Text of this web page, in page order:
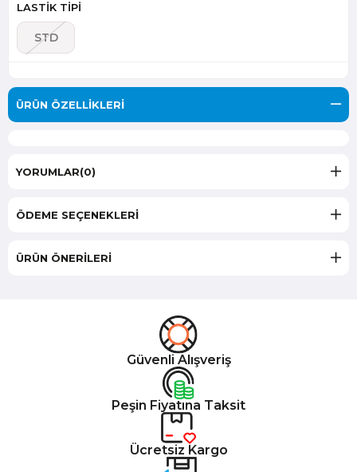
LASTİK TİPİ
STD
ÜRÜN ÖZELLIKLERI
YORUMLAR(0)
ÖDEME SEÇENEKLERI
ÜRÜN ÖNERILERI
Güvenli Alışveriş
Peşin Fiyatına Taksit
Ücretsiz Kargo